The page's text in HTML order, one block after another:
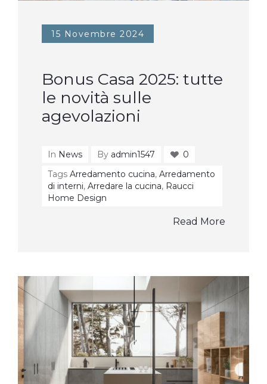
15 Novembre 2024
Bonus Casa 2025: tutte
le novità sulle
agevolazioni
In News By admin1547
0
Tags Arredamento cucina, Arredamento
di interni, Arredare la cucina, Raucci
Home Design
Read More